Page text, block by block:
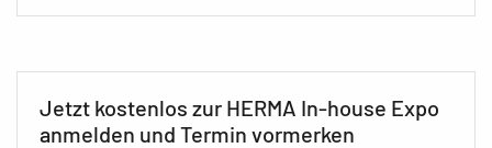
Jetzt kostenlos zur HERMA In-house Expo
anmelden und Termin vormerken